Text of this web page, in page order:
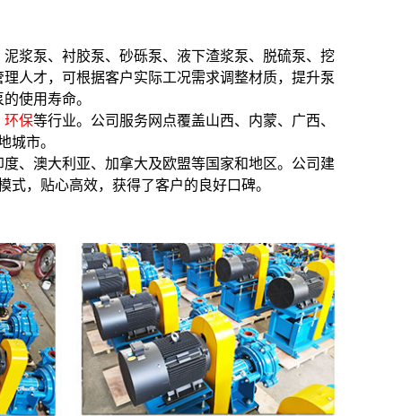
浆泵、衬胶泵、砂砾泵、液下渣浆泵、脱硫泵、挖
人才，可根据客户实际工况需求调整材质，提升泵
使用寿命。
环保等行业。公司服务网点覆盖山西、内蒙、广西、
城市。
、澳大利亚、加拿大及欧盟等国家和地区。公司建
，贴心高效，获得了客户的良好口碑。